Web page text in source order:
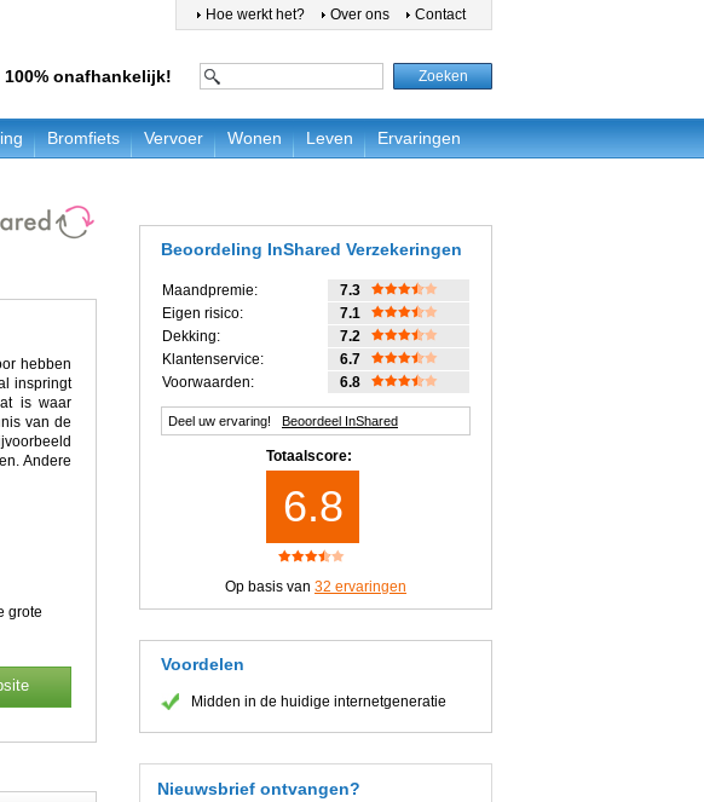
Hoe werkt het? Over ons Contact
100% onafhankelijk!
Bromfiets Vervoer Wonen Leven Ervaringen
hebben
inspringt
is waar
van de
Andere
grote
Beoordeling InShared Verzekeringen
Maandpremie:
7.3
Eigen risico:
7.1
Dekking:
7.2
Klantenservice:
6.7
Voorwaarden:
6.8
Deel uw ervaring! Beoordeel InShared
Totaalscore:
6.8
Op basis van 32 ervaringen
Voordelen
Midden in de huidige internetgeneratie
Nieuwsbrief ontvangen?